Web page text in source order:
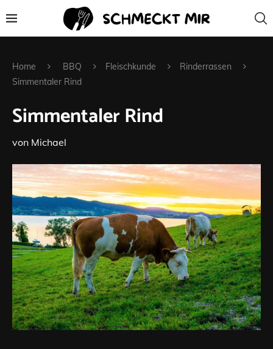
Home BBQ Fleischkunde
Rinderrassen
Simmentaler Rind
Simmentaler Rind
von Michael